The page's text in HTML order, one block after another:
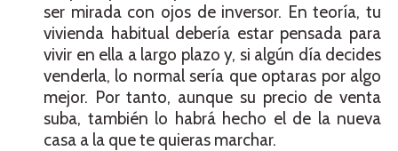
ser mirada con ojos de inversor. En teoría, tu
vivienda habitual debería estar pensada para
vivir en ella a largo plazo y, si algún día decides
venderla, lo normal sería que optaras por algo
mejor. Por tanto, aunque su precio de venta
suba, también lo habrá hecho el de la nueva
casa a la que te quieras marchar.